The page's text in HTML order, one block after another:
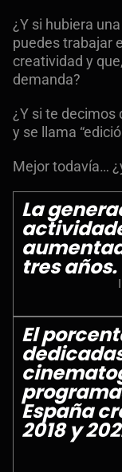
¿Y si hubiera
puedes trabajar
creatividad y
demanda?
¿Y si te
y se llama
Mejor todavía…
La
tres años.
El
España
2018 y